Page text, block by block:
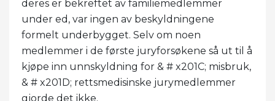
deres er bekreftet av familiemedlemmer
under ed, var ingen av beskyldningene
formelt underbygget. Selv om noen
medlemmer i de første juryforsøkene så ut til å
kjøpe inn unnskyldning for & # x201C; misbruk,
& # x201D; rettsmedisinske jurymedlemmer
gjorde det ikke.